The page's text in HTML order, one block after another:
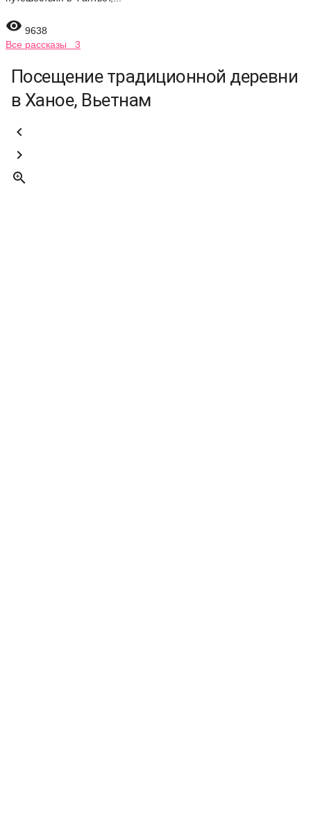
 9638
Все рассказы 3
Посещение традиционной деревни
в Ханое, Вьетнам


